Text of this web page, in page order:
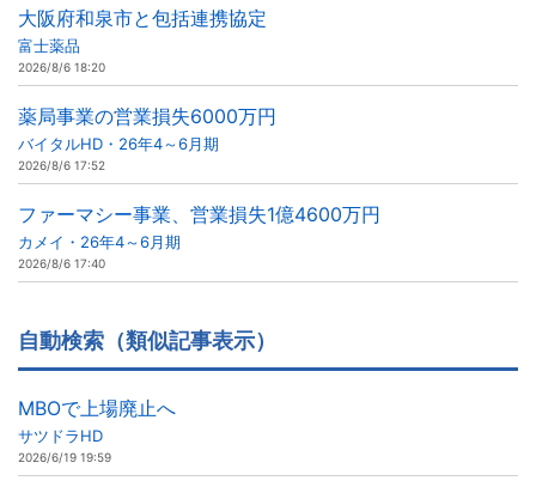
大阪府和泉市と包括連携協定
富士薬品
2026/8/6 18:20
薬局事業の営業損失6000万円
バイタルHD・26年4～6月期
2026/8/6 17:52
ファーマシー事業、営業損失1億4600万円
カメイ・26年4～6月期
2026/8/6 17:40
自動検索（類似記事表示）
MBOで上場廃止へ
サツドラHD
2026/6/19 19:59